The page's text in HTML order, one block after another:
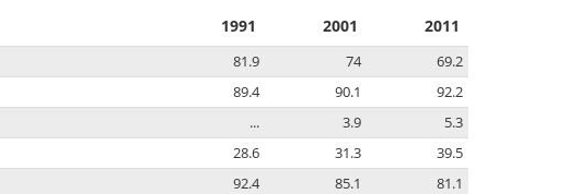
1991 2001 2011
81.9 74
69.2
89.4 90.1
92.2
... 3.9
5.3
28.6 31.3
39.5
92.4 85.1
81.1